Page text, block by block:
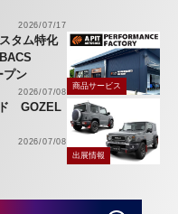
2026/07/17
タム特化
プン
2026/07/08
商品サービス
GOZEL
2026/07/08
出展情報